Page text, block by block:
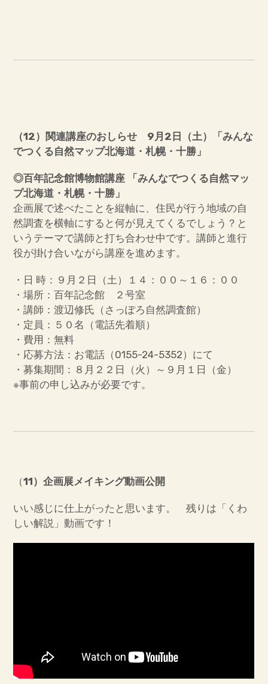
（12）関連講座のおしらせ 9月2日（土）「みんな
でつくる自然マップ北海道・札幌・十勝」
◎百年記念館博物館講座 「みんなでつくる自然マッ
プ北海道・札幌・十勝」
企画展で述べたことを縦軸に、住民が行う地域の自
然調査を横軸にすると何が見えてくるでしょう？と
いうテーマで講師と打ち合わせ中です。講師と進行
役が掛け合いながら講座を進めます。
・日 時：９月２日（土）１４：００～１６：００
・場所：百年記念館 ２号室
・講師：渡辺修氏（さっぽろ自然調査館）
・定員：５０名（電話先着順）
・費用：無料
・応募方法：お電話（0155-24-5352）にて
・募集期間：８月２２日（火）～９月１日（金）
※事前の申し込みが必要です。
（11）企画展メイキング動画公開
いい感じに仕上がったと思います。 残りは「くわ
しい解説」動画です！